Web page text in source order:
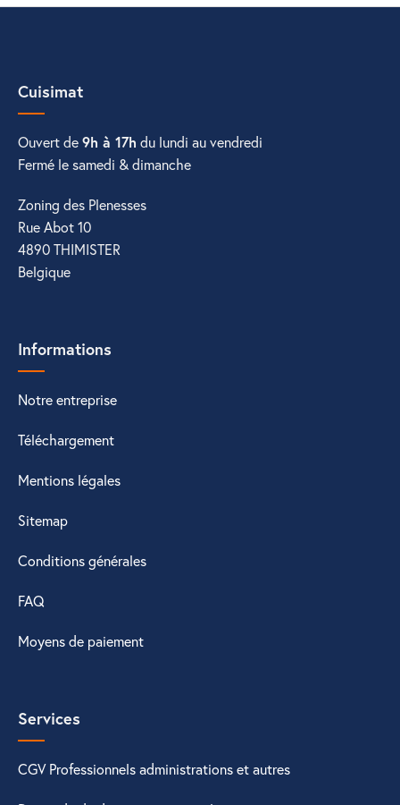
Cuisimat
Ouvert de9h à 17h du lundi au vendredi
Fermé le samedi & dimanche
Zoning des Plenesses
Rue Abot 10
4890 THIMISTER
Belgique
Informations
Notre entreprise
Téléchargement
Mentions légales
Sitemap
Conditions générales
FAQ
Moyens de paiement
Services
CGV Professionnels administrations et autres